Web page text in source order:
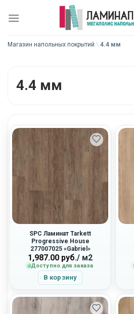
Магазин напольных покрытий \ 4.4 мм
4.4 мм
SPC Ламинат Tarkett
Progressive House
277007025 «Gabriel»
1,987.00 руб./ м2
Доступно для заказа
В корзину